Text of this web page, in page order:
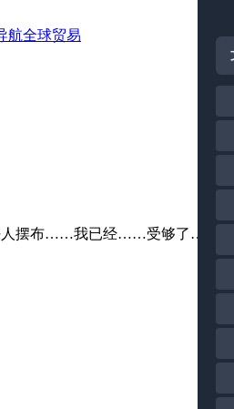
航全球贸易
人摆布……我已经……受够了……